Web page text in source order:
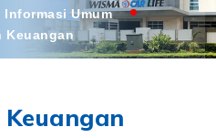
Informasi Umum
Keuangan